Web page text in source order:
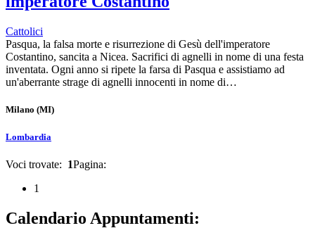
Cattolici
Pasqua, la falsa morte e risurrezione di Gesù dell'imperatore
Costantino, sancita a Nicea. Sacrifici di agnelli in nome di una festa
inventata. Ogni anno si ripete la farsa di Pasqua e assistiamo ad
un'aberrante strage di agnelli innocenti in nome di…
Milano (MI)
Lombardia
Voci trovate: 1Pagina:
1
Calendario Appuntamenti: